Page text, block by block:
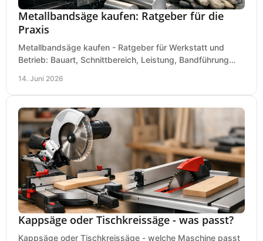
Metallbandsäge kaufen: Ratgeber für die
Praxis
Metallbandsäge kaufen - Ratgeber für Werkstatt und
Betrieb: Bauart, Schnittbereich, Leistung, Bandführung
14. Juni 2026
Kappsäge oder Tischkreissäge - was passt?
Kappsäge oder Tischkreissäge - welche Maschine passt